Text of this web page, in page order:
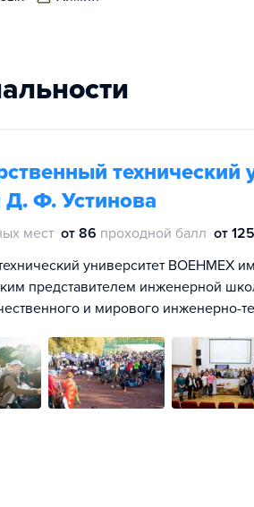
технический
Ф. Устинова
мест от 86 проходной балл от
университет ВОЕНМЕХ
представителем инженерной
и мирового инженерно-